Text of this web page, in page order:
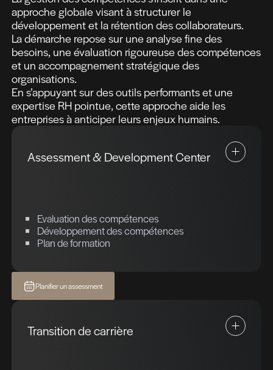
Des solutions RH personnalisées.
Un développement continu !
Talent
Management
La gestion des compétences s’inscrit dans
approche globale visant à structurer le
développement et la rétention des
La démarche repose sur une analyse fine
besoins, une évaluation rigoureuse des